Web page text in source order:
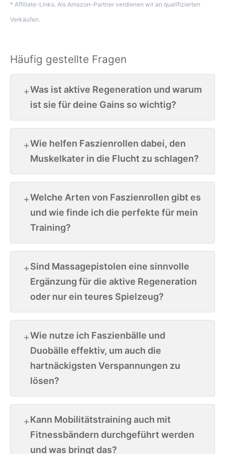
* Affiliate-Links. Als Amazon-Partner verdienen wir an qualifizierten
Verkäufen.
Häufig gestellte Fragen
Was ist aktive Regeneration und warum
ist sie für deine Gains so wichtig?
Wie helfen Faszienrollen dabei, den
Muskelkater in die Flucht zu schlagen?
Welche Arten von Faszienrollen gibt es
und wie finde ich die perfekte für mein
Training?
Sind Massagepistolen eine sinnvolle
Ergänzung für die aktive Regeneration
oder nur ein teures Spielzeug?
Wie nutze ich Faszienbälle und
Duobälle effektiv, um auch die
hartnäckigsten Verspannungen zu
lösen?
Kann Mobilitätstraining auch mit
Fitnessbändern durchgeführt werden
und was bringt das?